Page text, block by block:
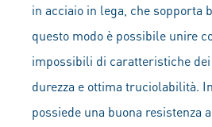
in acciaio in lega, che sopporta
questo modo è possibile unire
impossibili di caratteristiche
durezza e ottima truciolabilità.
possiede una buona resistenza